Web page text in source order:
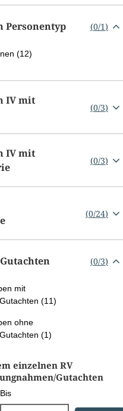
Personentyp (0/1)
(12)
IV mit
(0/3)
IV mit
(0/3)
(0/24)
(0/3)
mit
(11)
ohne
(1)
einzelnen RV
Gutachten
Bis